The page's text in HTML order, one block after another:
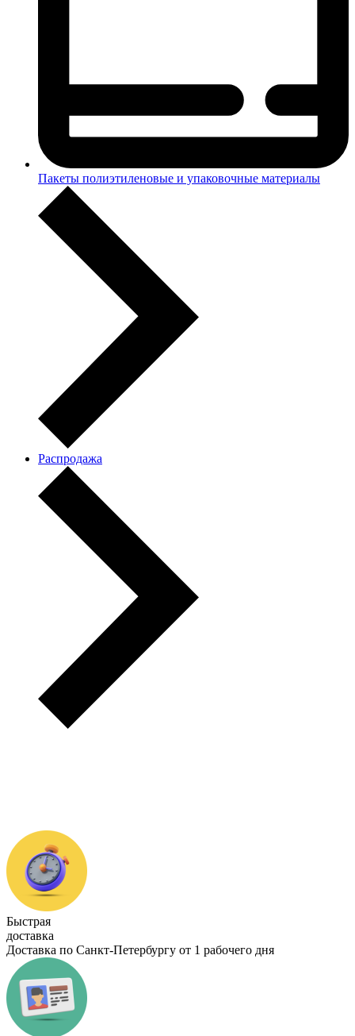
Пакеты полиэтиленовые и упаковочные материалы
Распродажа
Быстрая
доставка
Доставка по Санкт-Петербургу от 1 рабочего дня